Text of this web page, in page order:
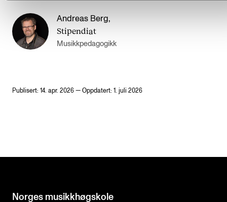
Andreas Berg,
Stipendiat
Musikkpedagogikk
Publisert: 14. apr. 2026 — Oppdatert: 1. juli 2026
Norges musikk­høgskole